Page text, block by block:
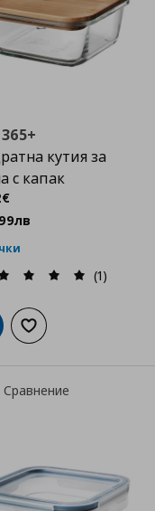
365+
кутия за
с капак
€
99лв
(1)
в кошницата
Добави към
Сравнение